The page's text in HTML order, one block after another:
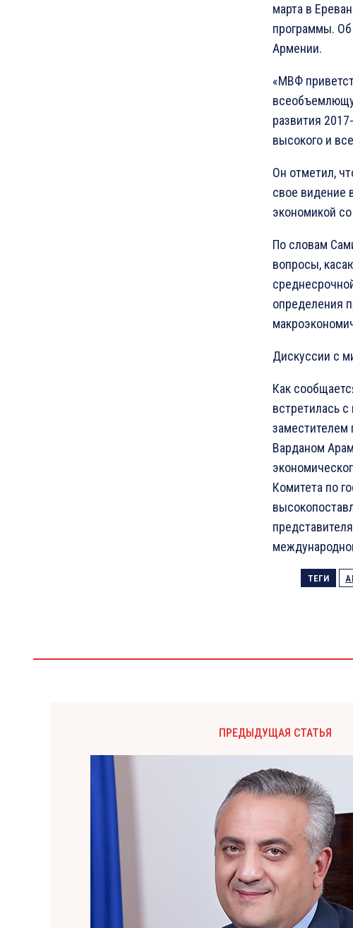
марта в
программы.
Армении.
«МВФ
развития
высокого и
Он отметил,
свое видение
экономикой
По словам
вопросы,
определения
Дискуссии с
Как
встретилась
заместителем
Варданом
Комитета по
ТЕГИ
ПРЕДЫДУЩАЯ СТАТЬЯ